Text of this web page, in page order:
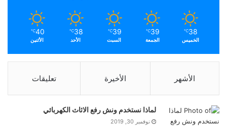
38
℃
الخميس
39
℃
الجمعة
39
℃
السبت
38
℃
الأحد
40
℃
الأثنين
الأشهر الأخيرة تعليقات
لماذا نستخدم ونش رفع الاثاث الكهربائي
نوفمبر 30, 2019